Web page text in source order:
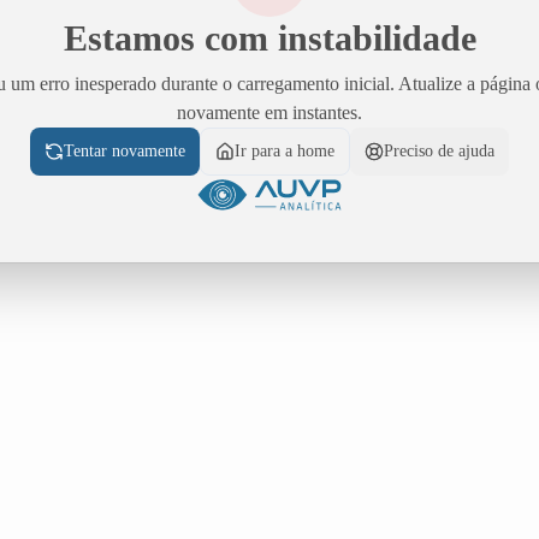
Estamos com instabilidade
um erro inesperado durante o carregamento inicial. Atualize a página
novamente em instantes.
Tentar novamente Ir para a home Preciso de ajuda